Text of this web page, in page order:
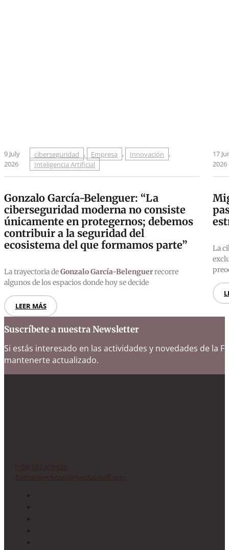
9 July
2026
ciberseguridad , Empresa , Innovación
,
Inteligencia Artificial
Gonzalo García-Belenguer: “La
ciberseguridad moderna no consiste
únicamente en protegernos; debemos
contribuir a la seguridad del
ecosistema del que formamos parte”
La trayectoria deGonzalo García-Belenguerrecorre
algunos de los espacios donde hoy se decide
LEER MÁS
17
2026
La
Suscríbete a nuestra Newsletter
Si estás interesado en las actividades y novedades de la
mantenerte actualizado.